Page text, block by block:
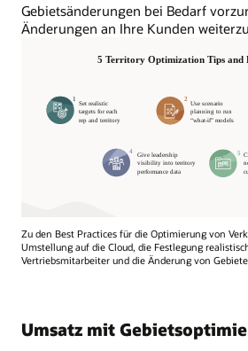
Gebietsänderungen bei Bedarf
Änderungen an Ihre Kunden
Zu den Best Practices für die Optimierung von
Umstellung auf die Cloud, die Festlegung
Vertriebsmitarbeiter und die Änderung von
Umsatz mit